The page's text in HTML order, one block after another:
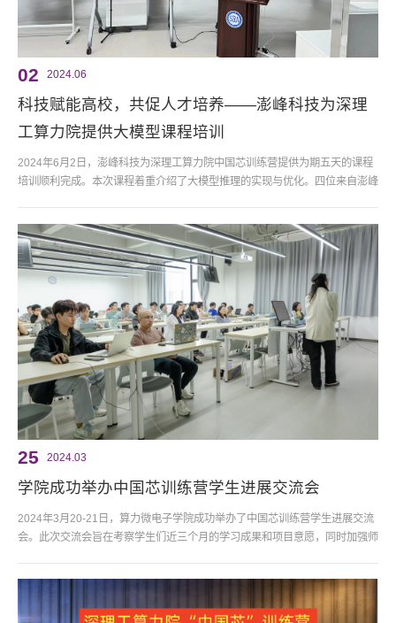
02 2024.06
科技赋能高校，共促人才培养——澎峰科技为深理
工算力院提供大模型课程培训
2024年6月2日，澎峰科技为深理工算力院中国芯训练营提供为期五天的课程
培训顺利完成。本次课程着重介绍了大模型推理的实现与优化。四位来自澎峰
将尖端科技成果转化为高校教育资源，帮助培养新一代的 AI 人才。此次培训
正是基于这一目标而开展的。通过专业的课程设计和实践指导...
25 2024.03
学院成功举办中国芯训练营学生进展交流会
2024年3月20-21日，算力微电子学院成功举办了中国芯训练营学生进展交流
会。此次交流会旨在考察学生们近三个月的学习成果和项目意愿，同时加强师
助理研究员马智恒、先进院工程师杨柳青、中科院工程师缪宇飏和鹏城国家实
验室缪宇驰六位老师，在为期两天的交流会上，学生们依次上台汇...